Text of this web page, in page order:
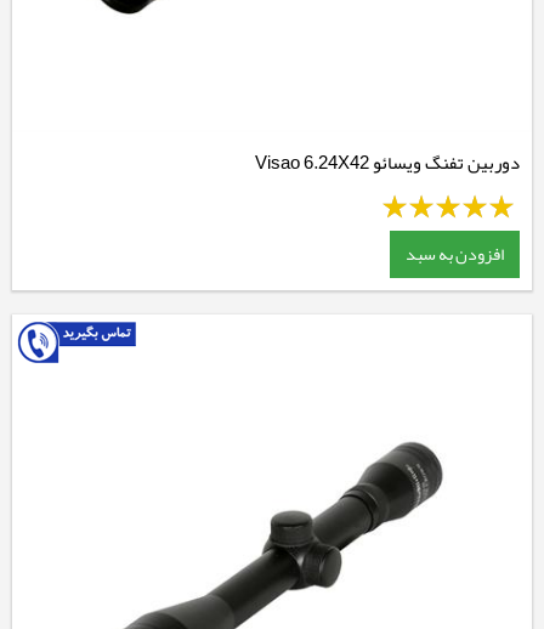
دوربین تفنگ ویسائو Visao 6.24X42
افزودن به سبد